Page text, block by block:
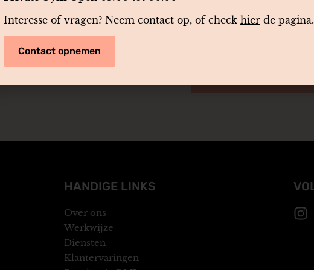
HANDIGE LINKS
Over ons
Werkwijze
Diensten
Klantervaringen
Interesse of vragen? Neem contact op, of check hier de pagina.
Contact opnemen